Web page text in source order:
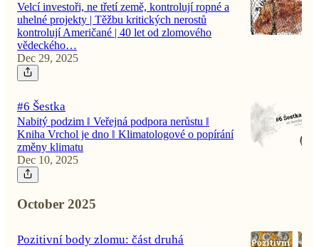
Velcí investoři, ne třetí země, kontrolují ropné a
uhelné projekty | Těžbu kritických nerostů
kontrolují Američané | 40 let od zlomového
vědeckého…
Dec 29, 2025
#6 Šestka
Nabitý podzim ‖ Veřejná podpora nerůstu ‖
Kniha Vrchol je dno ‖ Klimatologové o popírání
změny klimatu
Dec 10, 2025
October 2025
Pozitivní body zlomu: část druhá